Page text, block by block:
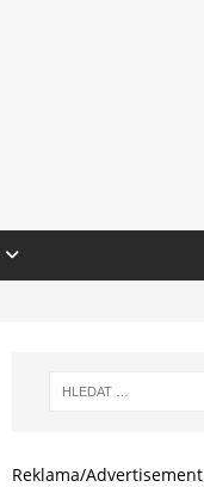
Reklama/Advertisement